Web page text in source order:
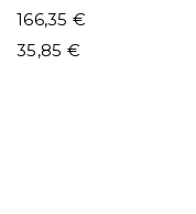
166,35 €
35,85 €